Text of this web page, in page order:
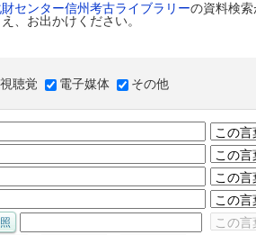
センター信州考古ライブラリーの資料検索
、お出かけください。
視聴覚 電子媒体 その他